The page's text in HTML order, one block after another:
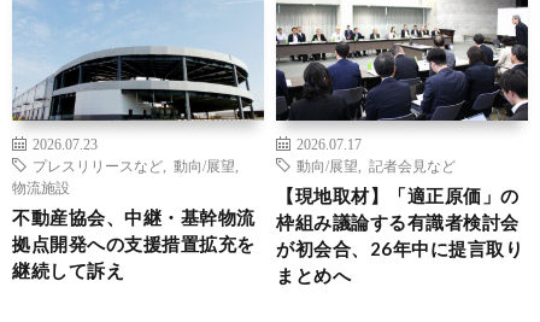
2026.07.23
プレスリリースなど
動向/展望
物流施設
不動産協会、中継・基幹物流
拠点開発への支援措置拡充を
継続して訴え
2026.07.17
動向/展望
記者会見など
【現地取材】「適正原価」の
枠組み議論する有識者検討会
が初会合、26年中に提言取り
まとめへ